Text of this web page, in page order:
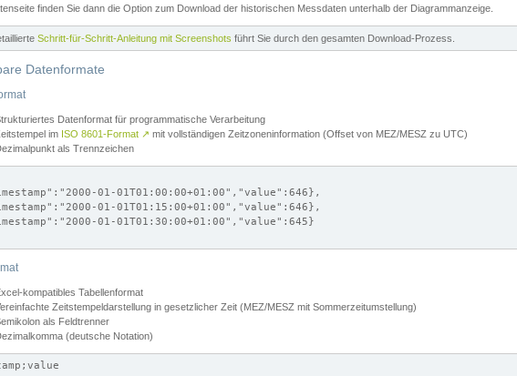
finden Sie dann die Option zum Download der historischen Messdaten unterhalb der Diagrammanzeige.
Schritt-für-Schritt-Anleitung mit Screenshots führt Sie durch den gesamten Download-Prozess.
Datenformate
Datenformat für programmatische Verarbeitung
im ISO 8601-Format ↗ mit vollständigen Zeitzoneninformation (Offset von MEZ/MESZ zu UTC)
als Trennzeichen
01-01T01:00:00+01:00","value":646},
01-01T01:15:00+01:00","value":646},
01-01T01:30:00+01:00","value":645}
kompatibles Tabellenformat
Zeitstempeldarstellung in gesetzlicher Zeit (MEZ/MESZ mit Sommerzeitumstellung)
als Feldtrenner
(deutsche Notation)